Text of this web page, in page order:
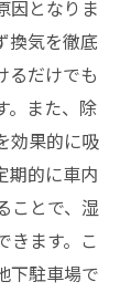
因となりま
換気を徹底
るだけでも
。また、除
効果的に吸
期的に車内
ことで、湿
きます。こ
下駐車場で